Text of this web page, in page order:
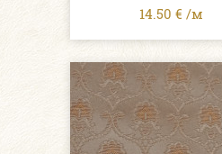
14.50 € /м